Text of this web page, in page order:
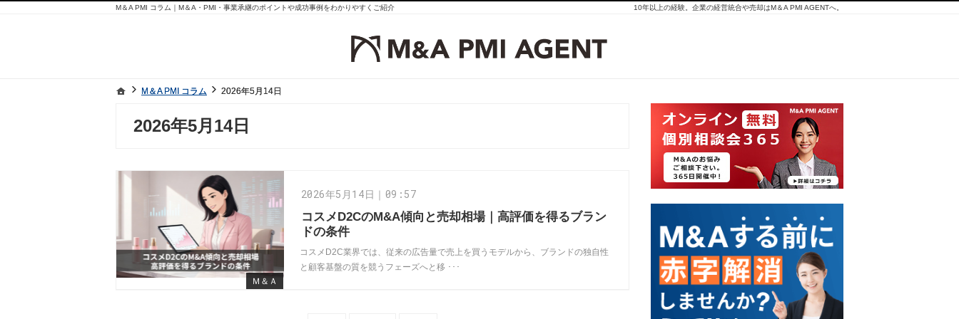
ホームM＆A PMI コラム 2026年5月14日
2026年5月14日
10年以上の経験。企業の経営統合や売却はM＆A PMI AGENTへ。
M＆A PMI コラム｜M＆A・PMI・事業承継のポイントや成功事例をわかりやすくご紹介
Ｍ＆Ａ
2026年5月14日｜09:57
コスメD2CのM&A傾向と売却相場｜高評価を得るブラン
ドの条件
コスメD2C業界では、従来の広告量で売上を買うモデルから、ブランドの独自性
と顧客基盤の質を競うフェーズへと移 ･･･
ホームM＆A PMI コラム 2026年5月14日